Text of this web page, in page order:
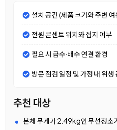
설치 공간 (제품 크기와 주변 여
전원 콘센트 위치와 접지 여부
필요 시 급수·배수 연결 환경
방문 점검 일정 및 가정 내 위생
추천 대상
본체 무게가 2.49kg인 무선청소